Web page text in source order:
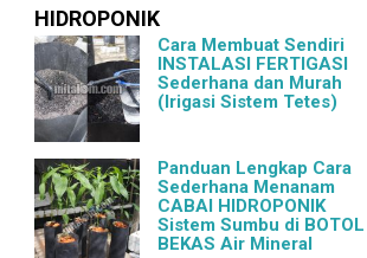
HIDROPONIK
Cara Membuat Sendiri
INSTALASI FERTIGASI
Sederhana dan Murah
(Irigasi Sistem Tetes)
Panduan Lengkap Cara
Sederhana Menanam
CABAI HIDROPONIK
Sistem Sumbu di BOTOL
BEKAS Air Mineral